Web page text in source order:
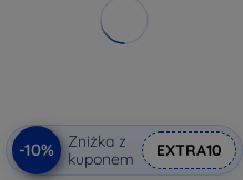
-10%
Zniżka z
kuponem
EXTRA10